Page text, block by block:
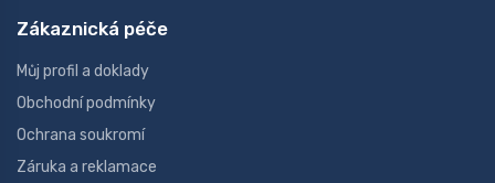
Zákaznická péče
Můj profil a doklady
Obchodní podmínky
Ochrana soukromí
Záruka a reklamace